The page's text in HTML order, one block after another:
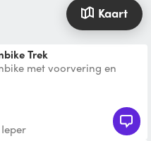
Kaart
Trek
met voorvering en